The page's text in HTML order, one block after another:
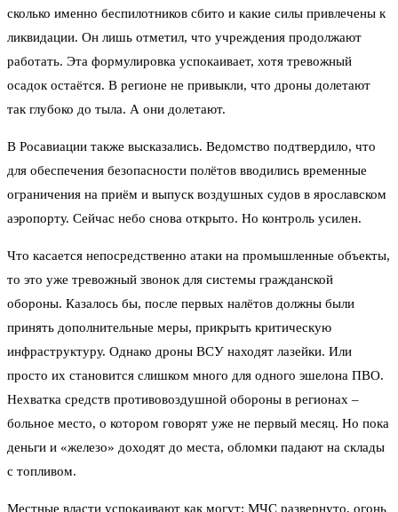
сколько именно беспилотников сбито и какие силы привлечены к
ликвидации. Он лишь отметил, что учреждения продолжают
работать. Эта формулировка успокаивает, хотя тревожный
осадок остаётся. В регионе не привыкли, что дроны долетают
так глубоко до тыла. А они долетают.
В Росавиации также высказались. Ведомство подтвердило, что
для обеспечения безопасности полётов вводились временные
ограничения на приём и выпуск воздушных судов в ярославском
аэропорту. Сейчас небо снова открыто. Но контроль усилен.
Что касается непосредственно атаки на промышленные объекты,
то это уже тревожный звонок для системы гражданской
обороны. Казалось бы, после первых налётов должны были
принять дополнительные меры, прикрыть критическую
инфраструктуру. Однако дроны ВСУ находят лазейки. Или
просто их становится слишком много для одного эшелона ПВО.
Нехватка средств противовоздушной обороны в регионах –
больное место, о котором говорят уже не первый месяц. Но пока
деньги и «железо» доходят до места, обломки падают на склады
с топливом.
Местные власти успокаивают как могут: МЧС развернуто, огонь